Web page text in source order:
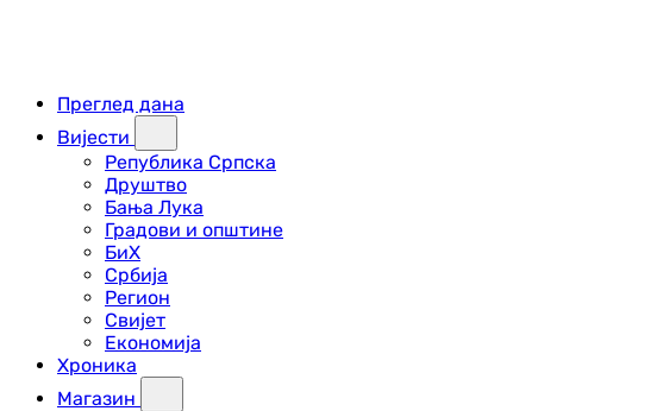
Преглед дана
Вијести
Република Српска
Друштво
Бања Лука
Градови и општине
БиХ
Србија
Регион
Свијет
Економија
Хроника
Магазин